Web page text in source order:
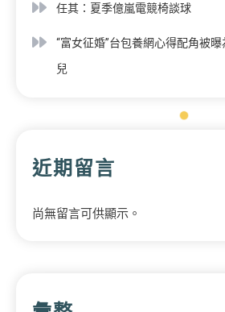
任其：夏季億嵐電競椅談球
“富女征婚”台包養網心得配角被
兒
近期留言
尚無留言可供顯示。